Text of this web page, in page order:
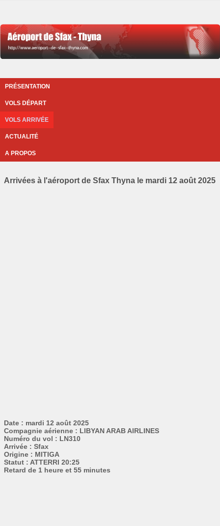
PRÉSENTATION
VOLS DÉPART
VOLS ARRIVÉE
ACTUALITÉ
A PROPOS
Arrivées à l'aéroport de Sfax Thyna le mardi 12 août 2025
Date : mardi 12 août 2025
Compagnie aérienne : LIBYAN ARAB AIRLINES
Numéro du vol : LN310
Arrivée : Sfax
Origine : MITIGA
Statut : ATTERRI 20:25
Retard de 1 heure et 55 minutes